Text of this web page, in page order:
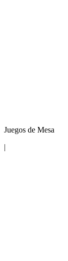
Juegos de Mesa
|